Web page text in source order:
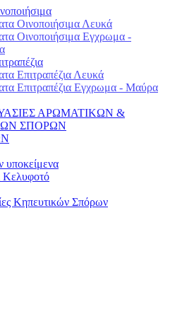
Οινοποιήσιμα Λευκά
Οινοποιήσιμα Εγχρωμα -
Επιτραπέζια Λευκά
Επιτραπέζια Εγχρωμα - Μαύρα
ΑΡΩΜΑΤΙΚΩΝ &
ΣΠΟΡΩΝ
υποκείμενα
Κελυφοτό
Κηπευτικών Σπόρων